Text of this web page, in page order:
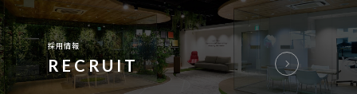
採用情報
RECRUIT